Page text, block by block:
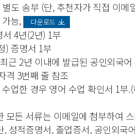
도 송부 (단, 추천자가 직접 이메
능,
다운로드
4년(2년) 1부
) 증명서 1부
근 2년 이내에 발급된 공인외국
격 3번째 줄 참조
업한 경우 영어 수업 확인서 1부
모든 서류는 이메일에 첨부하여
, 성적증명서, 졸업증서, 공인외국